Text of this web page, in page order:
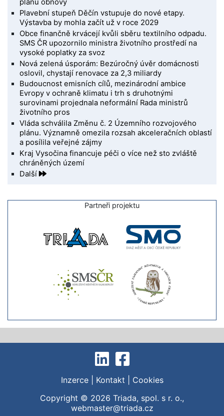
plánu obnovy
Plavební stupeň Děčín vstupuje do nové etapy.
Výstavba by mohla začít už v roce 2029
Obce finančně krvácejí kvůli sběru textilního odpadu.
SMS ČR upozornilo ministra životního prostředí na
vysoké poplatky za svoz
Nová zelená úsporám: Bezúročný úvěr domácnosti
oslovil, chystají renovace za 2,3 miliardy
Budoucnost emisních cílů, mezinárodní ambice
Evropy v ochraně klimatu i trh s druhotnými
surovinami projednala neformální Rada ministrů
životního pros
Vláda schválila Změnu č. 2 Územního rozvojového
plánu. Významně omezila rozsah akceleračních oblastí
a posílila veřejné zájmy
Kraj Vysočina financuje péči o více než sto zvláště
chráněných území
Další
Partneři projektu
Inzerce| Kontakt
Cookies
Copyright © 2026 Triada, spol. s r. o.,
webmaster@triada.cz